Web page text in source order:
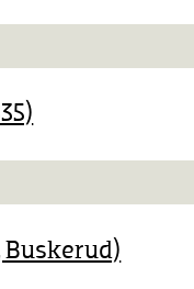
1850-1900)
Buskerud)